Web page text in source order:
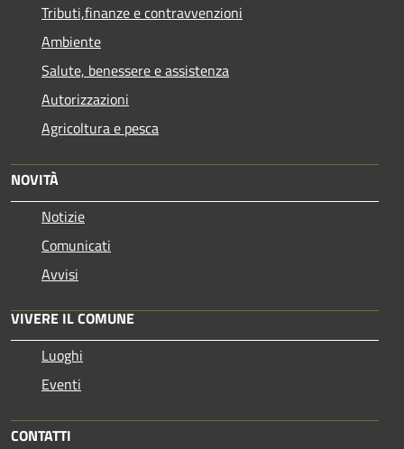
Tributi,finanze e contravvenzioni
Ambiente
Salute, benessere e assistenza
Autorizzazioni
Agricoltura e pesca
NOVITÀ
Notizie
Comunicati
Avvisi
VIVERE IL COMUNE
Luoghi
Eventi
CONTATTI